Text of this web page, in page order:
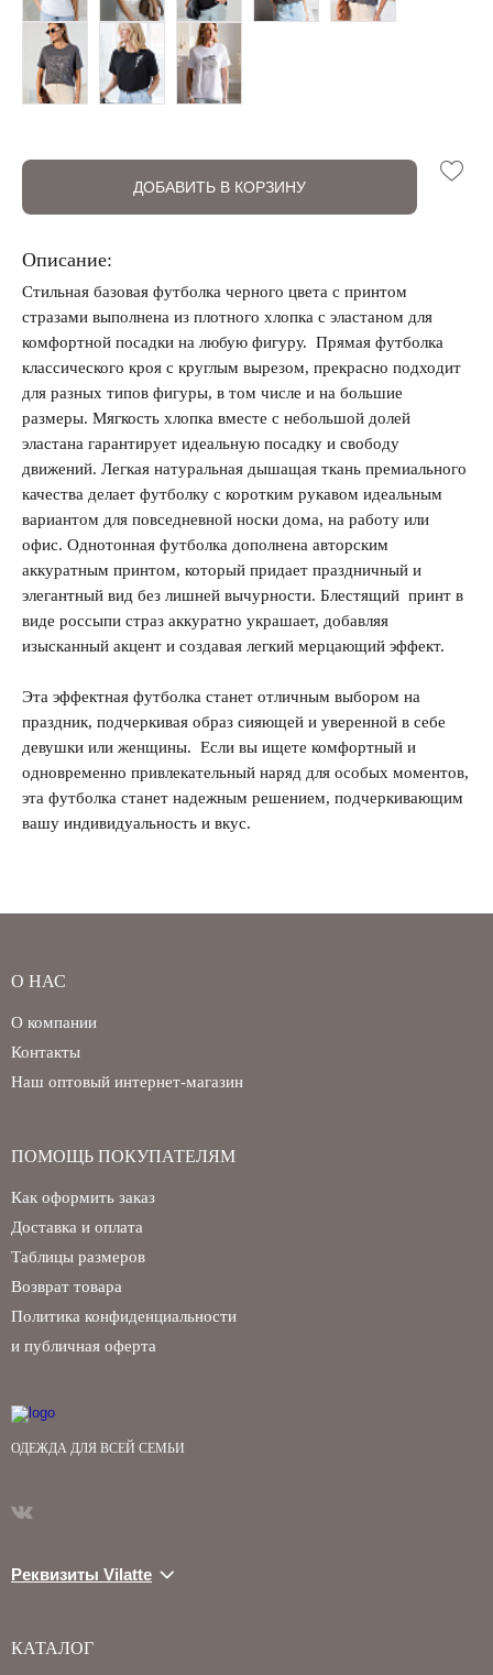
Регистрация
Запомнить меня на этом компьютере
Забыли свой пароль?
ДОБАВИТЬ В КОРЗИНУ
Описание:
Стильная базовая футболка черного цвета с принтом
стразами выполнена из плотного хлопка с эластаном для
комфортной посадки на любую фигуру. Прямая футболка
классического кроя с круглым вырезом, прекрасно подходит
для разных типов фигуры, в том числе и на большие
размеры. Мягкость хлопка вместе с небольшой долей
эластана гарантирует идеальную посадку и свободу
движений. Легкая натуральная дышащая ткань премиального
качества делает футболку с коротким рукавом идеальным
вариантом для повседневной носки дома, на работу или
офис. Однотонная футболка дополнена авторским
аккуратным принтом, который придает праздничный и
элегантный вид без лишней вычурности. Блестящий принт в
виде россыпи страз аккуратно украшает, добавляя
изысканный акцент и создавая легкий мерцающий эффект.
Эта эффектная футболка станет отличным выбором на
праздник, подчеркивая образ сияющей и уверенной в себе
девушки или женщины. Если вы ищете комфортный и
одновременно привлекательный наряд для особых моментов,
эта футболка станет надежным решением, подчеркивающим
вашу индивидуальность и вкус.
ОДЕЖДА ДЛЯ ВСЕЙ СЕМЬИ
Реквизиты Vilatte
О НАС
О компании
Контакты
Наш оптовый интернет-магазин
ПОМОЩЬ ПОКУПАТЕЛЯМ
Как оформить заказ
Доставка и оплата
Таблицы размеров
Возврат товара
Политика конфиденциальности
и публичная оферта
КАТАЛОГ